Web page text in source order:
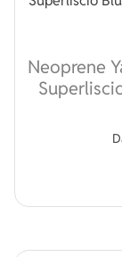
Neoprene